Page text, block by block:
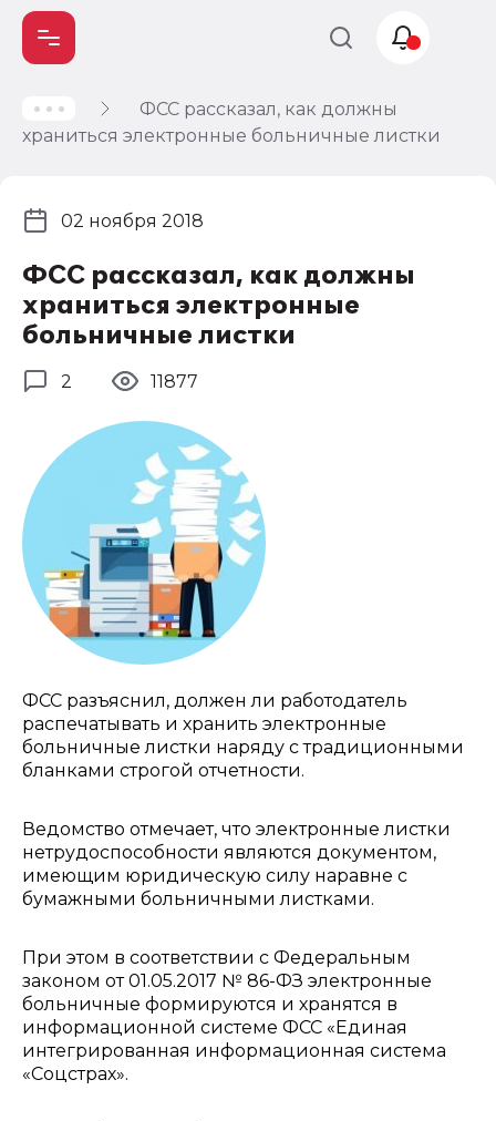
ФСС рассказал, как должны
храниться электронные больничные листки
ФСС рассказал, как должны
храниться электронные
больничные листки
02 ноября 2018
2 11877
ФСС разъяснил, должен ли работодатель
распечатывать и хранить электронные
больничные листки наряду с традиционными
бланками строгой отчетности.
Ведомство отмечает, что электронные листки
нетрудоспособности являются документом,
имеющим юридическую силу наравне с
бумажными больничными листками.
При этом в соответствии с Федеральным
законом от 01.05.2017 № 86-ФЗ электронные
больничные формируются и хранятся в
информационной системе ФСС «Единая
интегрированная информационная система
«Соцстрах».
Учет и
налогообложение